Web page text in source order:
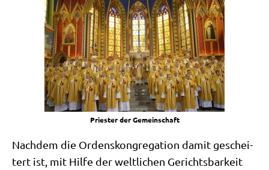
Prie­ster der Gemeinschaft
Nach­dem die Ordens­kon­gre­ga­ti­on damit geschei­
tert ist, mit Hil­fe der welt­li­chen Gerichts­bar­keit